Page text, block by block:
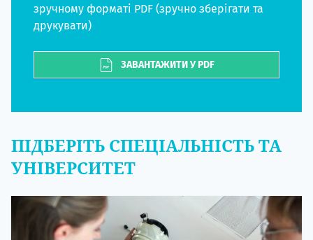
зручному форматі PDF (зручно зберігати та
друкувати)
ЗАВАНТАЖИТИ У PDF
ПІДБЕРІТЬ СПЕЦІАЛЬНІСТЬ ТА
УНІВЕРСИТЕТ